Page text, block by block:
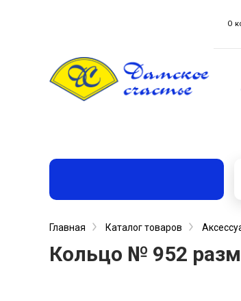
О
Главная Каталог товаров
Кольцо № 952